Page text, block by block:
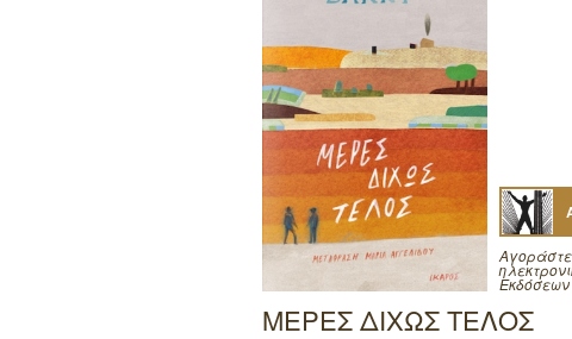
Αγοράστε
Εκδόσεων
ΜΕΡΕΣ ΔΙΧΩΣ ΤΕΛΟΣ